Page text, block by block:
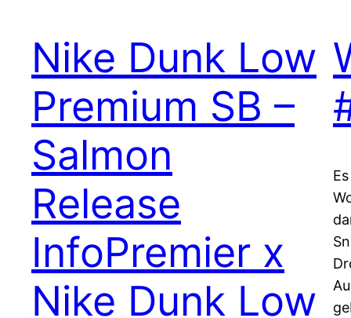
Nike Dunk Low
Premium SB –
Salmon
Release
InfoPremier x
Nike Dunk Low